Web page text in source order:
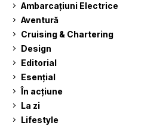
Ambarcațiuni Electrice
Aventură
Cruising & Chartering
Design
Editorial
Esențial
În acțiune
La zi
Lifestyle